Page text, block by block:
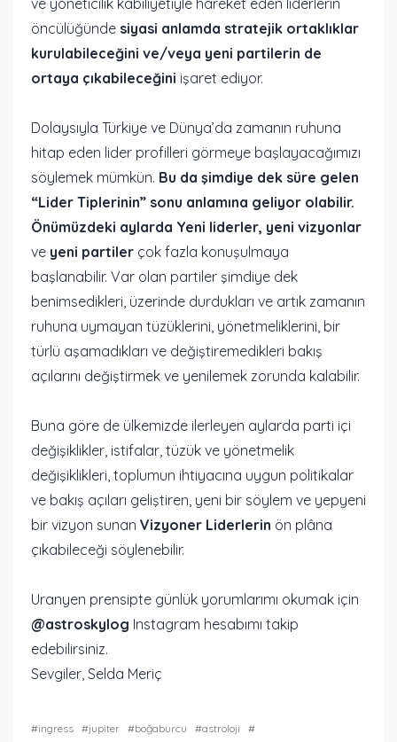
öncülüğünde siyasi anlamda stratejik ortaklıklar
kurulabileceğini ve/veya yeni partilerin de
ortaya çıkabileceğini işaret ediyor.
Dolaysıyla Türkiye ve Dünya’da zamanın ruhuna
hitap eden lider profilleri görmeye başlayacağımızı
söylemek mümkün. Bu da şimdiye dek süre gelen
“Lider Tiplerinin” sonu anlamına geliyor olabilir.
Önümüzdeki aylarda Yeni liderler, yeni vizyonlar
ve yeni partiler çok fazla konuşulmaya
başlanabilir. Var olan partiler şimdiye dek
benimsedikleri, üzerinde durdukları ve artık zamanın
ruhuna uymayan tüzüklerini, yönetmeliklerini, bir
türlü aşamadıkları ve değiştiremedikleri bakış
açılarını değiştirmek ve yenilemek zorunda kalabilir.
Buna göre de ülkemizde ilerleyen aylarda parti içi
değişiklikler, istifalar, tüzük ve yönetmelik
değişiklikleri, toplumun ihtiyacına uygun politikalar
ve bakış açıları geliştiren, yeni bir söylem ve yepyeni
bir vizyon sunan Vizyoner Liderlerin ön plâna
çıkabileceği söylenebilir.
Uranyen prensipte günlük yorumlarımı okumak için
@astroskylog Instagram hesabımı takip
edebilirsiniz.
Sevgiler, Selda Meriç
ingress jupiter boğaburcu astroloji